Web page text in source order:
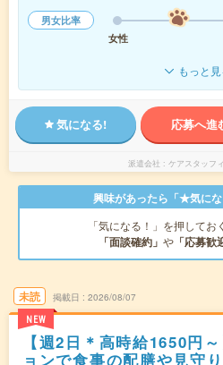
男女比率
女性
もっと
気になる! 応募へ進
派遣会社 ケアスタッフ
興味があったら「★気にな
「気になる！」を押してお
「面談確約」 や 「応募歓
未読
NEW
掲載日 2026/08/07
【週2日＊高時給1650円
ョンで食事の配膳や見守